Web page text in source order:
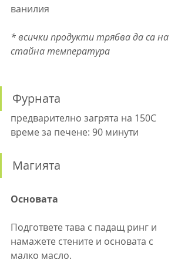
ванилия
* всички продукти трябва да са на
стайна температура
Фурната
предварително загрята на 150C
време за печене: 90 минути
Магията
Основата
Подгответе тава с падащ ринг и
намажете стените и основата с
малко масло.